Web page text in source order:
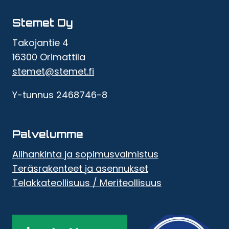
Stemet Oy
Takojantie 4
16300 Orimattila
stemet@stemet.fi
Y-tunnus 2468746-8
Palvelumme
Alihankinta ja sopimusvalmistus
Teräsrakenteet ja asennukset
Telakkateollisuus / Meriteollisuus